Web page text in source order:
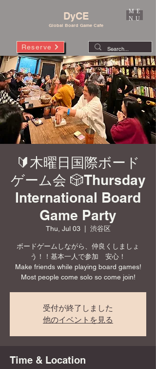
DyCE
Global Board Game Cafe
Reserve
ME
NU
🔰木曜日国際ボード
ゲーム会 🎲Thursday
International Board
Game Party
Thu, Jul 03
  |
渋谷区
ボードゲームしながら、仲良くしましょ
う！！基本一人で参加 安心！
Make friends while playing board games!
Most people come solo so come join!
受付が終了しました
他のイベントを見る
Time & Location